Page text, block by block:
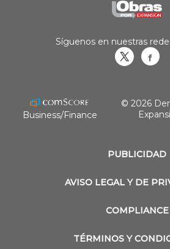
PUBLICIDAD
AVISO LEGAL Y DE
COMPLIANCE
TÉRMINOS Y
Síguenos en nuestras
Business/Finance
© 2026